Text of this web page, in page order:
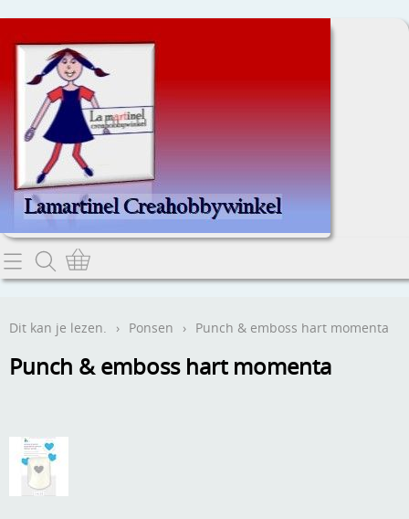
Home
A, ja, op is op
Aanbiedingen
Algemene voorwaarden
Verzend - en verpakkingsk
Dit kan je lezen. › Ponsen › Punch & emboss hart momenta
Punch & emboss hart momenta